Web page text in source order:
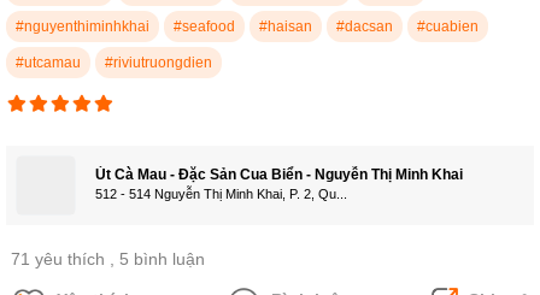
#nguyenthiminhkhai #seafood #haisan #dacsan #cuabien
#utcamau #riviutruongdien
Út Cà Mau - Đặc Sản Cua Biển - Nguyễn Thị Minh Khai
512 - 514 Nguyễn Thị Minh Khai, P. 2, Qu...
71 yêu thích , 5 bình luận